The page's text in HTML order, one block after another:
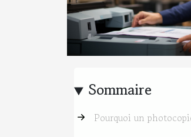
Sommaire
Pourquoi un